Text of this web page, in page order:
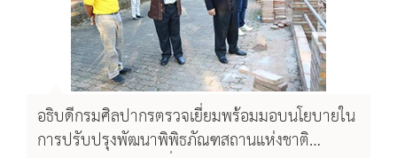
อธิบดีกรมศิลปากรตรวจเยี่ยมพร้อมมอบนโยบายใน
การปรับปรุงพัฒนาพิพิธภัณฑสถานแห่งชาติ